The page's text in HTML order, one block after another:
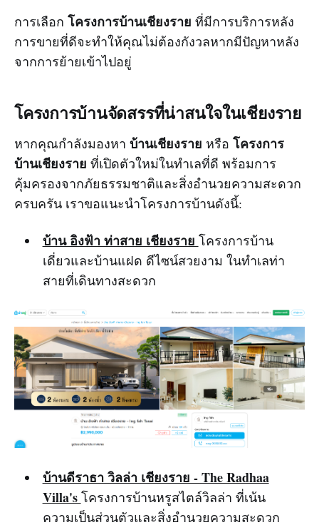
การเลือก โครงการบ้านเชียงราย ที่มีการบริการหลัง
การขายที่ดีจะทำให้คุณไม่ต้องกังวลหากมีปัญหาหลัง
จากการย้ายเข้าไปอยู่
โครงการบ้านจัดสรรที่น่าสนใจในเชียงราย
หากคุณกำลังมองหา บ้านเชียงราย หรือ โครงการ
บ้านเชียงราย ที่เปิดตัวใหม่ในทำเลที่ดี พร้อมการ
คุ้มครองจากภัยธรรมชาติและสิ่งอำนวยความสะดวก
ครบครัน เราขอแนะนำโครงการบ้านดังนี้:
บ้าน อิงฟ้า ท่าสาย เชียงราย โครงการบ้าน
เดี่ยวและบ้านแฝด ดีไซน์สวยงาม ในทำเลท่า
สายที่เดินทางสะดวก
บ้านดีราธา วิลล่า เชียงราย - The Radhaa
Villa's โครงการบ้านหรูสไตล์วิลล่า ที่เน้น
ความเป็นส่วนตัวและสิ่งอำนวยความสะดวก